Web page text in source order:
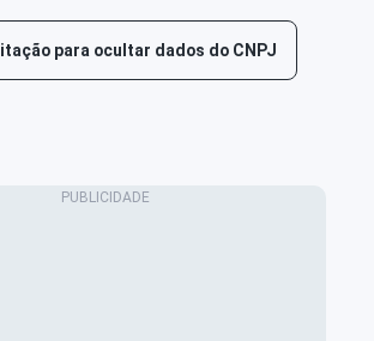
para ocultar dados do CNPJ